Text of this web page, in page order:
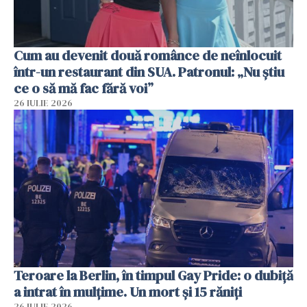
Cum au devenit două românce de neînlocuit
într-un restaurant din SUA. Patronul: „Nu știu
ce o să mă fac fără voi”
26 IULIE 2026
Teroare la Berlin, în timpul Gay Pride: o dubiță
a intrat în mulțime. Un mort și 15 răniți